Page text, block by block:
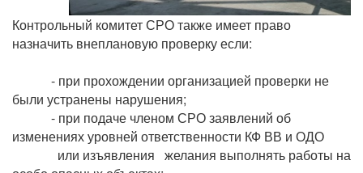
Контрольный комитет СРО также имеет право
назначить внеплановую проверку если:
- при прохождении организацией проверки не
были устранены нарушения;
- при подаче членом СРО заявлений об
изменениях уровней ответственности КФ ВВ и ОДО
или изъявления желания выполнять работы на